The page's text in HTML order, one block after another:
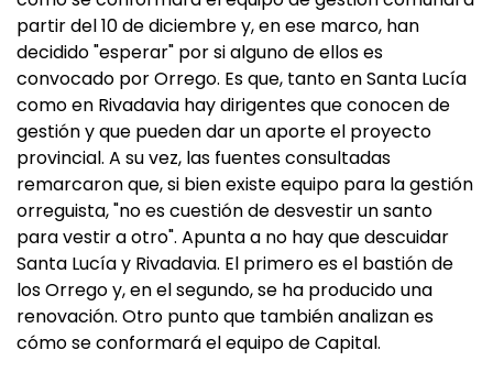
partir del 10 de diciembre y, en ese marco, han
decidido "esperar" por si alguno de ellos es
convocado por Orrego. Es que, tanto en Santa Lucía
como en Rivadavia hay dirigentes que conocen de
gestión y que pueden dar un aporte el proyecto
provincial. A su vez, las fuentes consultadas
remarcaron que, si bien existe equipo para la gestión
orreguista, "no es cuestión de desvestir un santo
para vestir a otro". Apunta a no hay que descuidar
Santa Lucía y Rivadavia. El primero es el bastión de
los Orrego y, en el segundo, se ha producido una
renovación. Otro punto que también analizan es
cómo se conformará el equipo de Capital.